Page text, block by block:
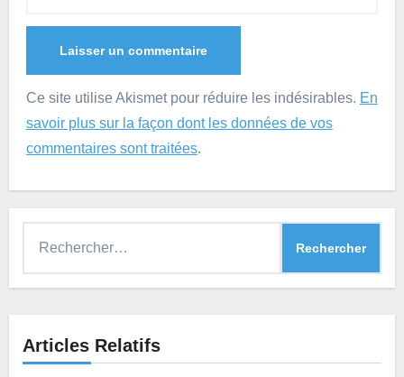
Ce site utilise Akismet pour réduire les indésirables. En
savoir plus sur la façon dont les données de vos
commentaires sont traitées.
Articles Relatifs